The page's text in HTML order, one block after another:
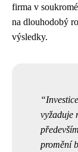
firma v
na dlouhodobý
výsledky.
vyžaduje
promění